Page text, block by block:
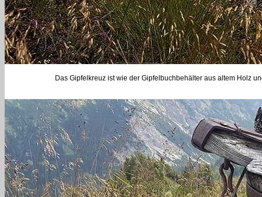
Das Gipfelkreuz ist wie der Gipfelbuchbehälter aus altem Holz